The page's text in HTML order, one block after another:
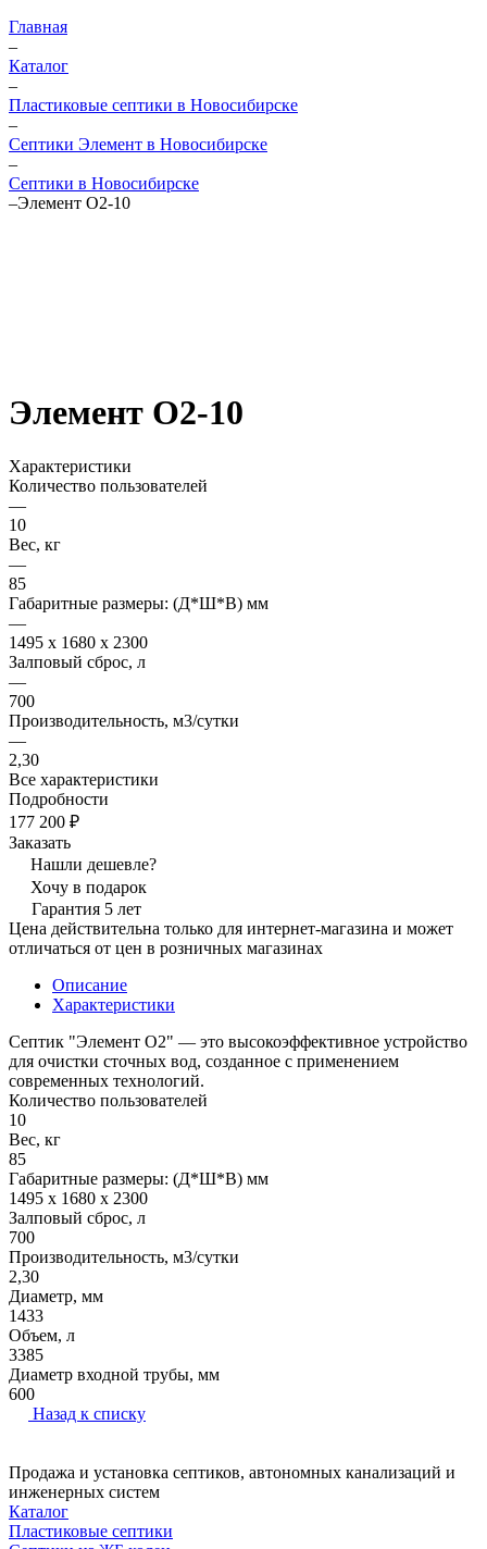
Главная
–
Каталог
–
Пластиковые септики в Новосибирске
–
Септики Элемент в Новосибирске
–
Септики в Новосибирске
–Элемент О2-10
Элемент О2-10
Характеристики
Количество пользователей
—
10
Вес, кг
—
85
Габаритные размеры: (Д*Ш*В) мм
—
1495 x 1680 x 2300
Залповый сброс, л
—
700
Производительность, м3/сутки
—
2,30
Все характеристики
Подробности
177 200 ₽
Заказать
Нашли дешевле?
Хочу в подарок
Гарантия 5 лет
Цена действительна только для интернет-магазина и может
отличаться от цен в розничных магазинах
Описание
Характеристики
Септик "Элемент O2" — это высокоэффективное устройство
для очистки сточных вод, созданное с применением
современных технологий.
Количество пользователей
10
Вес, кг
85
Габаритные размеры: (Д*Ш*В) мм
1495 x 1680 x 2300
Залповый сброс, л
700
Производительность, м3/сутки
2,30
Диаметр, мм
1433
Объем, л
3385
Диаметр входной трубы, мм
600
Назад к списку
Продажа и установка септиков, автономных канализаций и
инженерных систем
Каталог
Пластиковые септики